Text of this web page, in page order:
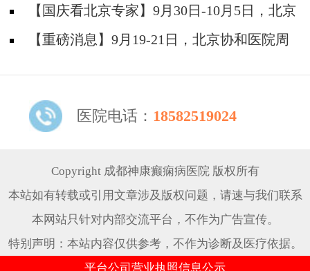
院陈葵博士免费会诊+治疗援助，破解癫痫难
题！
【国庆看北京专家】9月30日-10月5日，北京
天坛&首钢医院两大专家蓉城亲诊+癫痫大额救
【重磅消息】9月19-21日，北京协和医院周
线！
医院电话： 18582519024
Copyright 成都神康癫痫病医院 版权所有
本站如有转载或引用文章涉及版权问题，请速与我们联系
本网站只针对内部交流平台，不作为广告宣传。
特别声明：本站内容仅供参考，不作为诊断及医疗依据。
平台公司营业执照信息公示